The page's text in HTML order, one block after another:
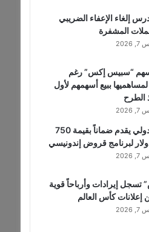
إلغاء الإعفاء الضريبي
المشفرة
سهم “سبيس إكس” رغم
ببيع أسهمهم لأول
الطرح
البنك الدولي يقدم ضماناً بقيمة 750
لبرنامج قروض إندونيسي
إيرادات وأرباحاً قوية
إعلانات كأس العالم